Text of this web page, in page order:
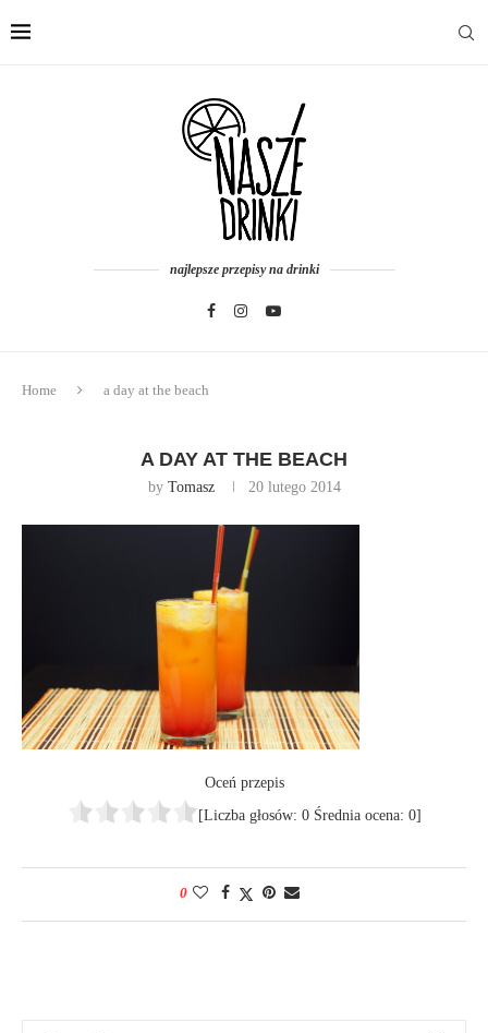
najlepsze przepisy na drinki
Home a day at the beach
A DAY AT THE BEACH
by Tomasz 20 lutego 2014
Oceń przepis
[Liczba głosów: 0Średnia ocena: 0]
0